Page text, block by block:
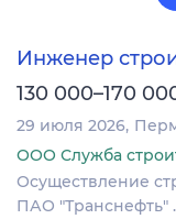
Инженер
130 000–170
29 июля 2026
ООО Служба
Осуществление
ПАО "Транснефть" .